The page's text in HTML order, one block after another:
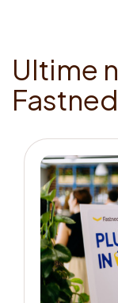
Ultime n
Fastned